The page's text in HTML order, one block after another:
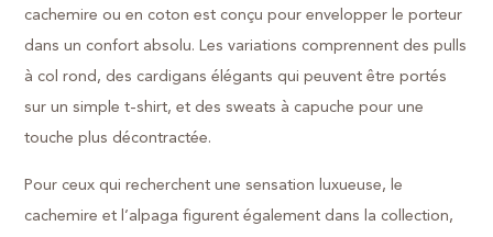
cachemire ou en coton est conçu pour envelopper le porteur
dans un confort absolu. Les variations comprennent des pulls
à col rond, des cardigans élégants qui peuvent être portés
sur un simple t-shirt, et des sweats à capuche pour une
touche plus décontractée.
Pour ceux qui recherchent une sensation luxueuse, le
cachemire et l’alpaga figurent également dans la collection,